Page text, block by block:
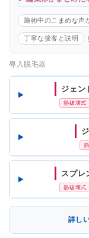
施術中のこまめな声
丁寧な接客と説明
導入脱毛器
ジェン
熱破壊式
スプレ
熱破壊式
詳し